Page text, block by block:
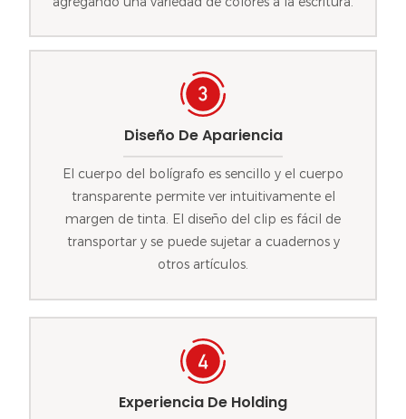
Diseño De Apariencia
El cuerpo del bolígrafo es sencillo y el cuerpo
transparente permite ver intuitivamente el
margen de tinta. El diseño del clip es fácil de
transportar y se puede sujetar a cuadernos y
otros artículos.
Experiencia De Holding